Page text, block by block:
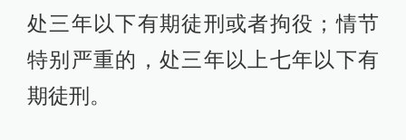
处三年以下有期徒刑或者拘役；情节
特别严重的，处三年以上七年以下有
期徒刑。